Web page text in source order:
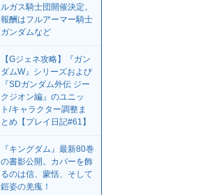
ルガス騎士団開催決定。
報酬はフルアーマー騎士
ガンダムなど
【Gジェネ攻略】『ガン
ダムW』シリーズおよび
『SDガンダム外伝 ジー
クジオン編』のユニッ
ト/キャラクター調整ま
とめ【プレイ日記#61】
『キングダム』最新80巻
の書影公開。カバーを飾
るのは信、蒙恬、そして
鎧姿の羌瘣！